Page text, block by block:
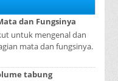
dan Fungsinya
untuk mengenal dan
mata dan fungsinya.
tabung